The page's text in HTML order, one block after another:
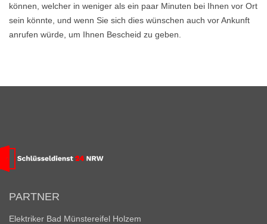
können, welcher in weniger als ein paar Minuten bei Ihnen vor Ort
sein könnte, und wenn Sie sich dies wünschen auch vor Ankunft
anrufen würde, um Ihnen Bescheid zu geben.
PARTNER
Elektriker Bad Münstereifel Holzem